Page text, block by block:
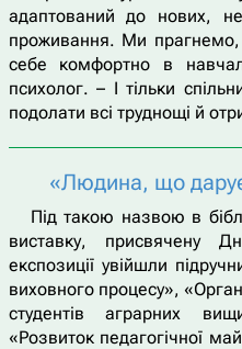
адаптований до нових,
проживання. Ми
себе комфортно в
психолог. – І тільки
подолати всі труднощі й
«Людина, що
Під такою назвою в
виставку, присвячену
експозиції увійшли
виховного процесу»,
студентів аграрних
«Розвиток педагогічної